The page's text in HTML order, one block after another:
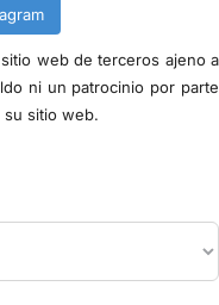
web de terceros ajeno a
ni un patrocinio por parte
su sitio web.